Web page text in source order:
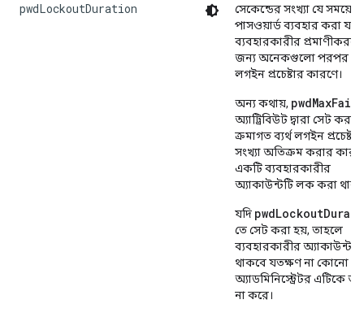
pwdLockoutDuration
সেকেন্ডের সংখ্যা যে সময়ে
পাসওয়ার্ড ব্যবহার করা
ব্যবহারকারীর
জন্য অনেকগুলো পরপর
লগইন প্রচেষ্টার কারণে।
অন্য কথায়,
অ্যাট্রিবিউট দ্বারা সেট করা
ক্রমাগত ব্যর্থ লগইন প্রচেষ্টার
সংখ্যা অতিক্রম করার
একটি ব্যবহারকারীর
অ্যাকাউন্টটি লক করা
যদি
তে সেট করা হয়, তাহলে
ব্যবহারকারীর
থাকবে যতক্ষণ না কোনো
অ্যাডমিনিস্ট্রেটর এটিকে
না করে।